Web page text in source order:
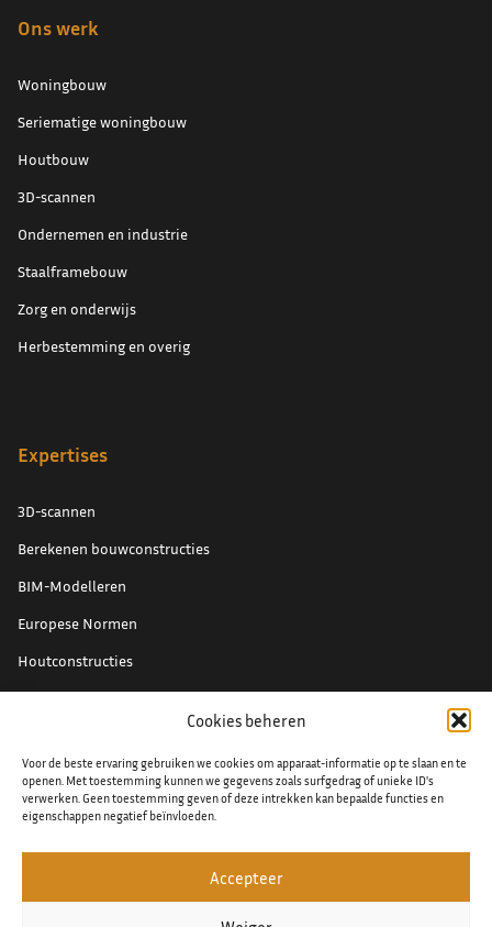
Cookies beheren
Voor de beste ervaring gebruiken we cookies om apparaat-informatie op te slaan en te
openen. Met toestemming kunnen we gegevens zoals surfgedrag of unieke ID's
verwerken. Geen toestemming geven of deze intrekken kan bepaalde functies en
eigenschappen negatief beïnvloeden.
Accepteer
Ons werk
Woningbouw
Seriematige woningbouw
Houtbouw
3D-scannen
Ondernemen en industrie
Staalframebouw
Zorg en onderwijs
Herbestemming en overig
Expertises
3D-scannen
Berekenen bouwconstructies
BIM-Modelleren
Europese Normen
Houtconstructies
Renovatieprojecten
Staal detaillering